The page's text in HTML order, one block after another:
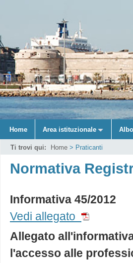
Home Area istituzionale Albo
Ti trovi qui: Home > Praticanti
Normativa
Informativa 45/2012
Vedi allegato
Allegato
l'accesso alle